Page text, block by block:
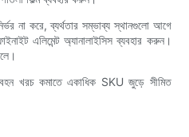
না করে, ব্যর্থতার সম্ভাব্য স্থানগুলো আগে
এলিমেন্ট অ্যানালাইসিস ব্যবহার করুন।
বহন খরচ কমাতে একাধিক SKU জুড়ে সীমিত